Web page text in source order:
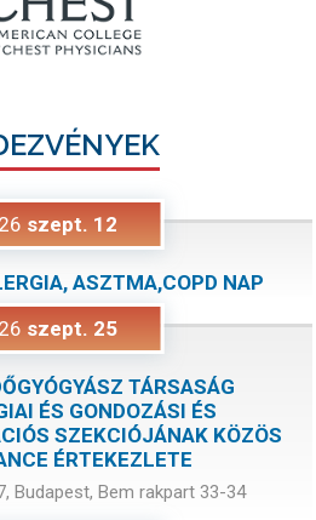
szept. 12
ASZTMA,COPD NAP
szept. 25
TÁRSASÁG
ÉS GONDOZÁSI ÉS
SZEKCIÓJÁNAK KÖZÖS
ÉRTEKEZLETE
Budapest, Bem rakpart 33-34